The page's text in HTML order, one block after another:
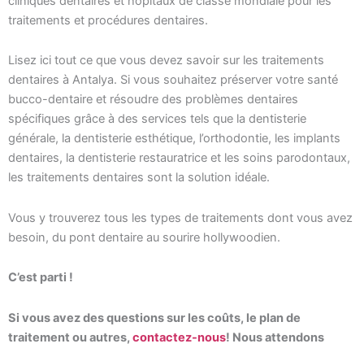
traitements et procédures dentaires.
Lisez ici tout ce que vous devez savoir sur les traitements
dentaires à Antalya. Si vous souhaitez préserver votre santé
bucco-dentaire et résoudre des problèmes dentaires
spécifiques grâce à des services tels que la dentisterie
générale, la dentisterie esthétique, l’orthodontie, les implants
dentaires, la dentisterie restauratrice et les soins parodontaux,
les traitements dentaires sont la solution idéale.
Vous y trouverez tous les types de traitements dont vous avez
besoin, du pont dentaire au sourire hollywoodien.
C’est parti !
Si vous avez des questions sur les coûts, le plan de
traitement ou autres, contactez-nous! Nous attendons